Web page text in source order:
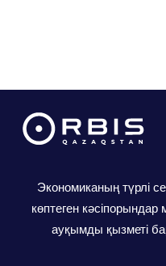
Экономиканың түрлі
көптеген
ауқымды қызметі